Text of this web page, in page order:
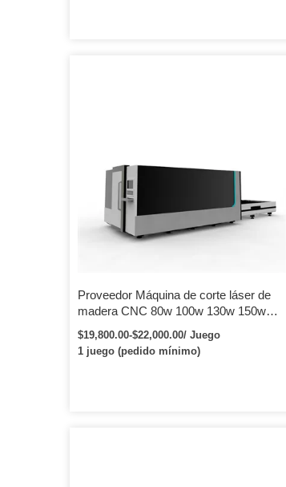
Proveedor Máquina de corte láser de
madera CNC 80w 100w 130w 150w
Cortador láser de metal
$19,800.00-$22,000.00/ Juego
1 juego (pedido mínimo)